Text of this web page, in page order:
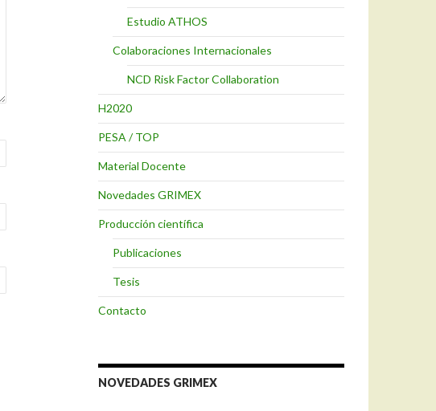
Estudio ATHOS
Colaboraciones Internacionales
NCD Risk Factor Collaboration
H2020
PESA / TOP
Material Docente
Novedades GRIMEX
Producción científica
Publicaciones
Tesis
Contacto
NOVEDADES GRIMEX